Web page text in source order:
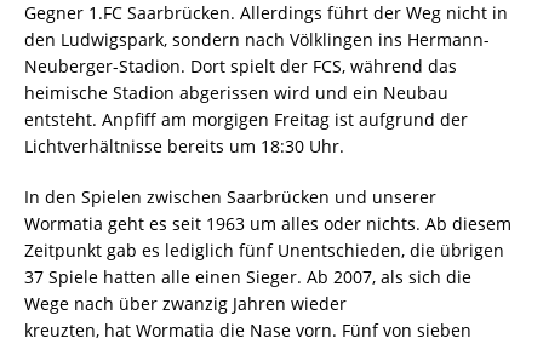
Gegner 1.FC Saarbrücken. Allerdings führt der Weg nicht in
den Ludwigspark, sondern nach Völklingen ins Hermann-
Neuberger-Stadion. Dort spielt der FCS, während das
heimische Stadion abgerissen wird und ein Neubau
entsteht. Anpfiff am morgigen Freitag ist aufgrund der
Lichtverhältnisse bereits um 18:30 Uhr.
In den Spielen zwischen Saarbrücken und unserer
Wormatia geht es seit 1963 um alles oder nichts. Ab diesem
Zeitpunkt gab es lediglich fünf Unentschieden, die übrigen
37 Spiele hatten alle einen Sieger. Ab 2007, als sich die
Wege nach über zwanzig Jahren wieder
kreuzten, hat Wormatia die Nase vorn. Fünf von sieben